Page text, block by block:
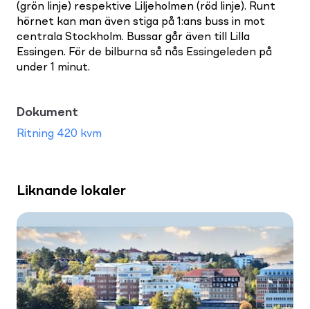
(grön linje) respektive Liljeholmen (röd linje). Runt
hörnet kan man även stiga på 1:ans buss in mot
centrala Stockholm. Bussar går även till Lilla
Essingen. För de bilburna så nås Essingeleden på
under 1 minut.
Dokument
Ritning 420 kvm
Liknande lokaler